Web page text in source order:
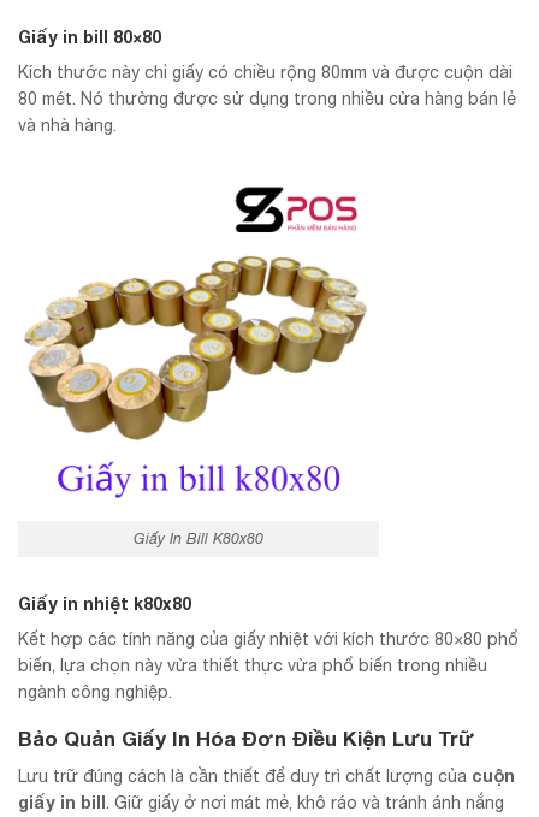
Giấy in bill 80×80
Kích thước này chỉ giấy có chiều rộng 80mm và được cuộn dài
80 mét. Nó thường được sử dụng trong nhiều cửa hàng bán lẻ
và nhà hàng.
Giấy In Bill K80x80
Giấy in nhiệt k80x80
Kết hợp các tính năng của giấy nhiệt với kích thước 80×80 phổ
biến, lựa chọn này vừa thiết thực vừa phổ biến trong nhiều
ngành công nghiệp.
Bảo Quản Giấy In Hóa Đơn Điều Kiện Lưu Trữ
Lưu trữ đúng cách là cần thiết để duy trì chất lượng của cuộn
giấy in bill . Giữ giấy ở nơi mát mẻ, khô ráo và tránh ánh nắng